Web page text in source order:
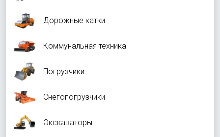
Дорожные катки
Коммунальная техника
Погрузчики
Снегопогрузчики
Экскаваторы